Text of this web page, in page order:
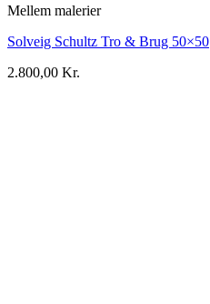
Mellem malerier
Solveig Schultz Tro & Brug 50×50
2.800,00 Kr.